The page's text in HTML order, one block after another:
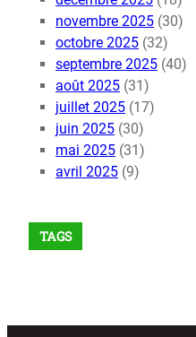
novembre 2025 (30)
octobre 2025 (32)
septembre 2025 (40)
août 2025 (31)
juillet 2025 (17)
juin 2025 (30)
mai 2025 (31)
avril 2025 (9)
TAGS